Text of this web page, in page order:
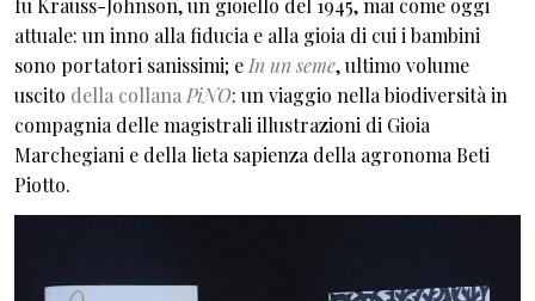
fu Krauss-Johnson, un gioiello del 1945, mai come oggi
attuale: un inno alla fiducia e alla gioia di cui i bambini
sono portatori sanissimi; e In un seme, ultimo volume
uscito della collana PiNO: un viaggio nella biodiversità in
compagnia delle magistrali illustrazioni di Gioia
Marchegiani e della lieta sapienza della agronoma Beti
Piotto.